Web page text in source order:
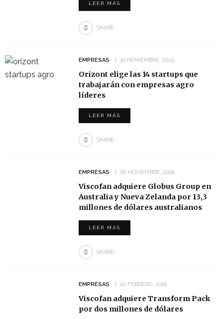
LEER MÁS
SHARE
EMPRESAS 30 NOVIEMBRE, 2019
Orizont elige las 14 startups que
trabajarán con empresas agro
líderes
LEER MÁS
SHARE
EMPRESAS 26 NOVIEMBRE, 2018
Viscofan adquiere Globus Group en
Australia y Nueva Zelanda por 13,3
millones de dólares australianos
LEER MÁS
SHARE
EMPRESAS 22 FEBRERO, 2018
Viscofan adquiere Transform Pack
por dos millones de dólares